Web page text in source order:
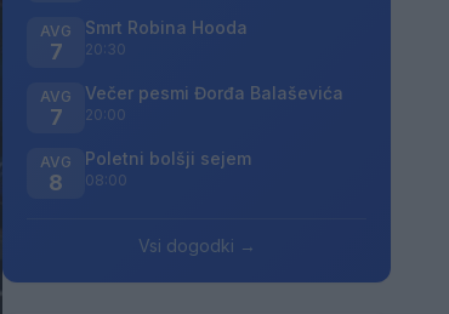
AVG
7
Smrt Robina Hooda
20:30
AVG
7
Večer pesmi Đorđa Balaševića
20:00
AVG
8
Poletni bolšji sejem
08:00
Vsi dogodki →